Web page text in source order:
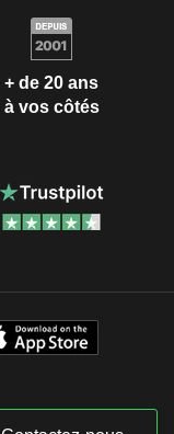
+ de 20 ans
à vos côtés